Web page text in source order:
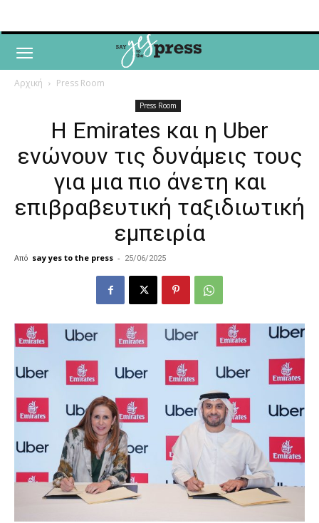
Αρχική Press Room
Press Room
Η Emirates και η Uber
ενώνουν τις δυνάμεις τους
για μια πιο άνετη και
επιβραβευτική ταξιδιωτική
εμπειρία
Από say yes to the press - 25/06/2025